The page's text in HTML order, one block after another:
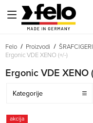
Felo Proizvodi ŠRAFCIGERI
Ergonic VDE XENO (+/-)
Ergonic VDE XENO
Kategorije
akcija